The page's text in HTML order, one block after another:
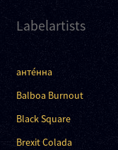
Labelartists
анте́нна
Balboa Burnout
Black Square
Brexit Colada